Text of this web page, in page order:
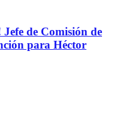
de Comisión de
para Héctor